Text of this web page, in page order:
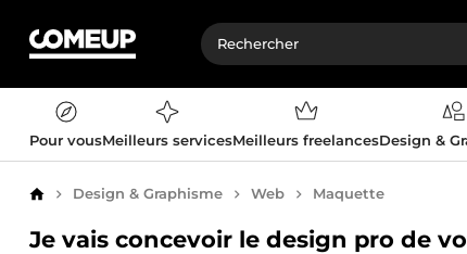
Pour vousMeilleurs servicesMeilleurs freelancesDesign &
AccueilDesign & Graphisme Web Maquette
Je vais concevoir le design pro de